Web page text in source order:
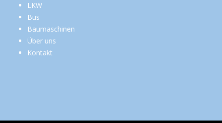
LKW
Bus
Baumaschinen
Über uns
Kontakt